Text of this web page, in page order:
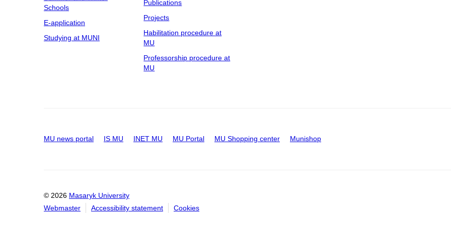
Schools
E-application
Studying at MUNI
Publications
Projects
Habilitation procedure at
MU
Professorship procedure at
MU
MU news portal IS MU INET MU MU Portal MU Shopping center Munishop
© 2026 Masaryk University
Webmaster
Accessibility statement Cookies